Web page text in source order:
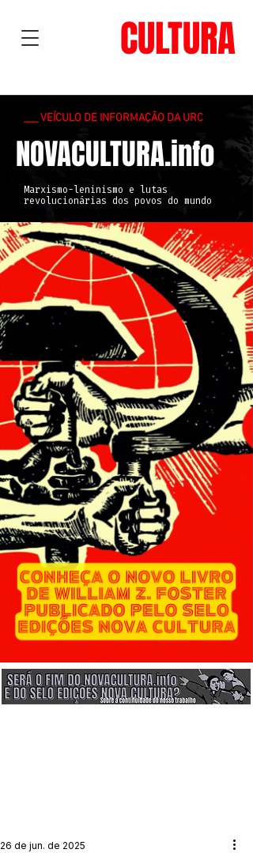
CULTURA
___ VEÍCULO DE INFORMAÇÃO DA URC
NOVACULTURA.info
Marxismo-leninismo e lutas
revolucionárias dos povos do mundo
26 de jun. de 2025